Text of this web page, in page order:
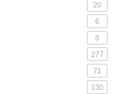
20
6
8
277
71
130